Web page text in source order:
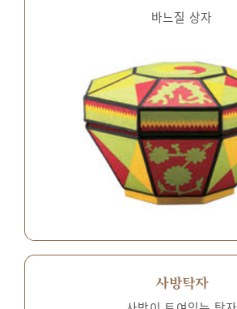
바느질 상자
사방탁자